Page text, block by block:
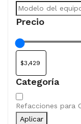
Precio
Categoría
Categoría
Refacciones para
Aplicar